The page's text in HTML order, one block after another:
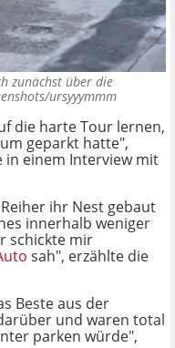
zunächst über die
ursyyymmm
die harte Tour lernen,
geparkt hatte",
in einem Interview mit
ihr Nest gebaut
innerhalb weniger
schickte mir
sah", erzählte die
Beste aus der
und waren total
parken würde",